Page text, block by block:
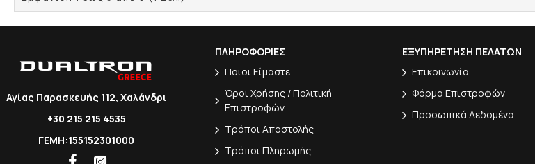
Αγίας Παρασκευής 112, Χαλάνδρι
+30 215 215 4535
ΓΕΜΗ:155152301000
ΠΛΗΡΟΦΟΡΙΕΣ
Ποιοι Είμαστε
Όροι Χρήσης / Πολιτική
Επιστροφών
Τρόποι Αποστολής
Τρόποι Πληρωμής
ΕΞΥΠΗΡΕΤΗΣΗ ΠΕΛΑΤΩΝ
Επικοινωνία
Φόρμα Επιστροφών
Προσωπικά Δεδομένα